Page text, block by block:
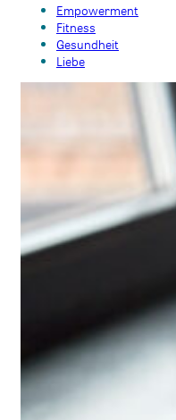
Empowerment
Fitness
Gesundheit
Liebe